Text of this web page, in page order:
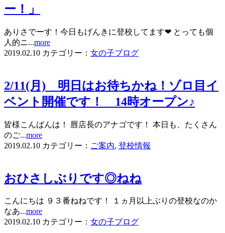
ー！」
ありさでーす！今日もげんきに登校してます❤ とっても個
人的ニ...more
2019.02.10 カテゴリー： 女の子ブログ
2/11(月) 明日はお待ちかね！ゾロ目イ
ベント開催です！ 14時オープン♪
皆様こんばんは！ 唇店長のアナゴです！ 本日も、たくさん
のご...more
2019.02.10 カテゴリー： ご案内, 登校情報
おひさしぶりです◎ねね
こんにちは ９３番ねねです！ １ヵ月以上ぶりの登校なのか
なあ...more
2019.02.10 カテゴリー： 女の子ブログ